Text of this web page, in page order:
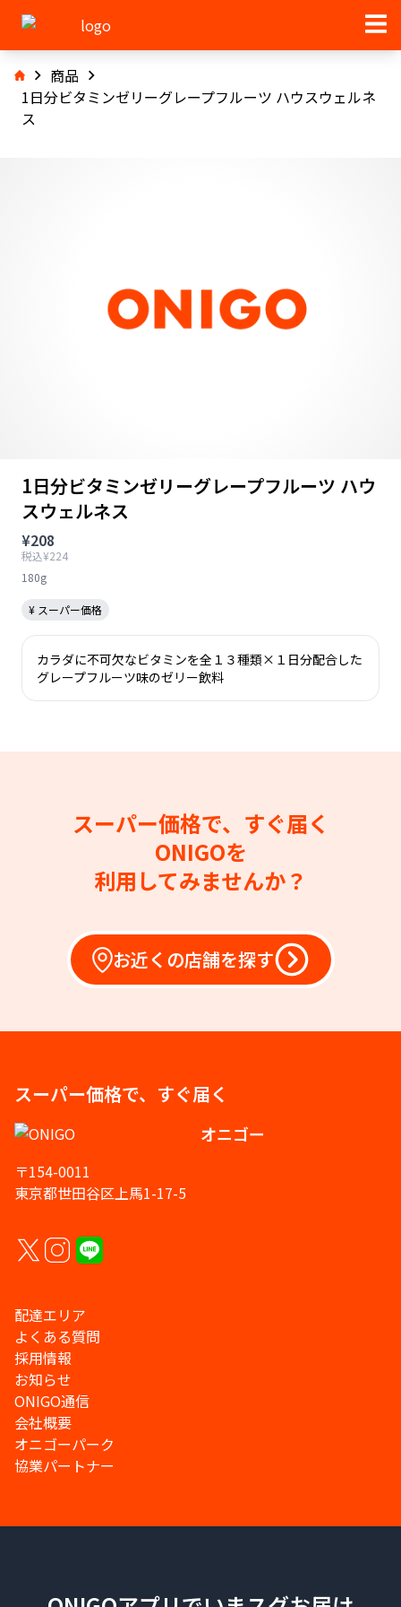
商品
1日分ビタミンゼリーグレープフルーツ ハウスウェルネ
ス
1日分ビタミンゼリーグレープフルーツ ハウ
スウェルネス
¥208
税込¥224
180g
¥ スーパー価格
カラダに不可欠なビタミンを全１３種類×１日分配合した
グレープフルーツ味のゼリー飲料
スーパー価格で、すぐ届く
ONIGOを
利用してみませんか？
お近くの店舗を探す
スーパー価格で、すぐ届く
オニゴー
〒154-0011
東京都世田谷区上馬1-17-5
配達エリア
よくある質問
採用情報
お知らせ
ONIGO通信
会社概要
オニゴーパーク
協業パートナー